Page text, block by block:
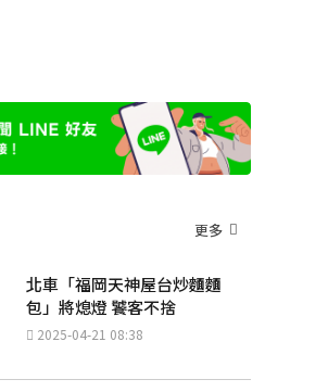
更多
北車「福岡天神屋台炒麵麵
包」將熄燈 饕客不捨
2025-04-21 08:38